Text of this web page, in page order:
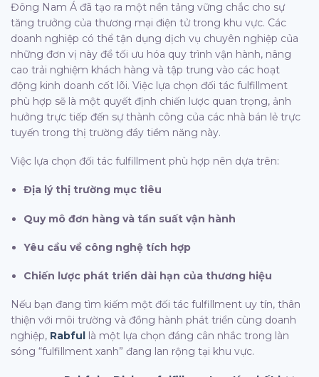
Đông Nam Á đã tạo ra một nền tảng vững chắc cho sự
tăng trưởng của thương mại điện tử trong khu vực. Các
doanh nghiệp có thể tận dụng dịch vụ chuyên nghiệp của
những đơn vị này để tối ưu hóa quy trình vận hành, nâng
cao trải nghiệm khách hàng và tập trung vào các hoạt
động kinh doanh cốt lõi. Việc lựa chọn đối tác fulfillment
phù hợp sẽ là một quyết định chiến lược quan trọng, ảnh
hưởng trực tiếp đến sự thành công của các nhà bán lẻ trực
tuyến trong thị trường đầy tiềm năng này.
Việc lựa chọn đối tác fulfillment phù hợp nên dựa trên:
Địa lý thị trường mục tiêu
Quy mô đơn hàng và tần suất vận hành
Yêu cầu về công nghệ tích hợp
Chiến lược phát triển dài hạn của thương hiệu
Nếu bạn đang tìm kiếm một đối tác fulfillment uy tín, thân
thiện với môi trường và đồng hành phát triển cùng doanh
nghiệp, Rabful là một lựa chọn đáng cân nhắc trong làn
sóng “fulfillment xanh” đang lan rộng tại khu vực.